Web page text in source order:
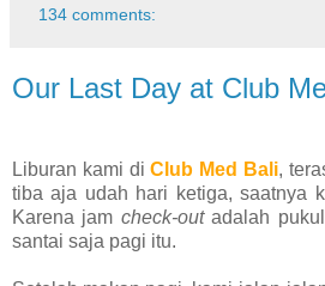
134 comments:
Our Last Day at Club
Liburan kami diClub Med Bali,
tiba aja udah hari ketiga, saatnya
Karena jam check-outadalah
santai saja pagi itu.